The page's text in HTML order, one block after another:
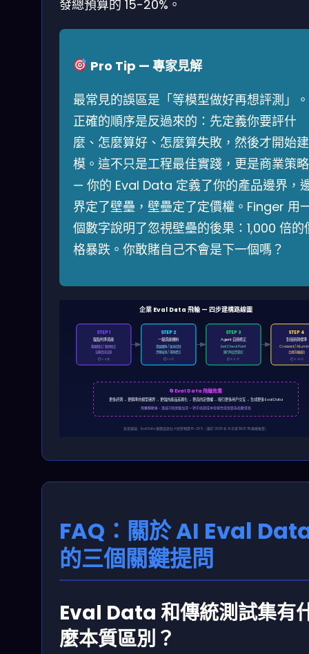
發總預算的 15-20%。
Pro Tip — 專家見解
最常見的誤區是「等模型做好再想評測」。
正確的順序是反過來的：先定義你要評什
麼、怎麼算好、怎麼算失敗，然後才開始建
模。這不只是工程最佳實踐，更是商業策略
— 你的 Eval Data 定義了你的產品邊界，
界定了壁壘，壁壘定了定價權。Finger 用
個數字說明了忽視壁壘的後果：1,000 倍的
格暴跌。你敢賭自己不會是下一個嗎？
企業 Eval Data 飛輪 — 四步建構路線圖
STEP 1
盤點判準資產
客服駁回 / 醫師修正
法務否決記錄
⏱ 2-4 週
STEP 2
一級資產機制
策展團隊 / 版本控制
漂移檢測 / 專家標註
⏱ 1-3 月
STEP 3
Agent 自我修正
Eval Check Point
運行時品質管控
⏱ 3-6 月
STEP 4
對接新興標準
Croissant /
合規先機搶佔
⏱ 6-12 月
🔄 Eval Data 飛輪效應
更多評測 → 更精準的模型邊界 → 更強的產品差異化 → 更高的定價權 → 吸引更多用戶交互 → 生成更多 Eval Data
飛輪轉動後，護城河指數級加深 — 對手追趕成本從線性增長變為指數增長
投資建議：Eval Data 基礎設施佔 AI 研發預算 15-20%（基於 2026 年 AI 市場 $621.7B 規模推算）
FAQ：關於 AI Eval
的三個關鍵提問
Eval Data 和傳統測試集有
麼本質區別？